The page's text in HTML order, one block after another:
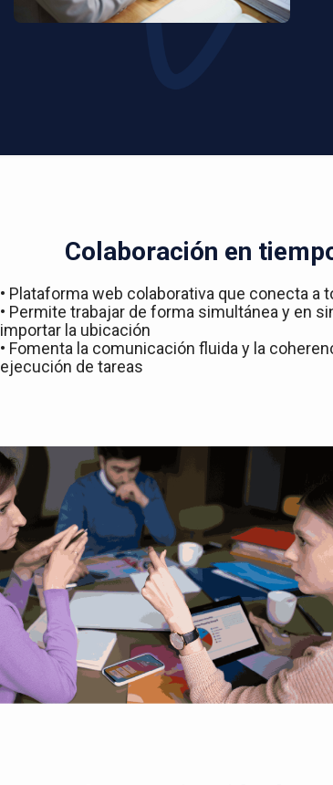
Colaboración en
• Plataforma web colaborativa que conecta a
• Permite trabajar de forma simultánea y en
importar la ubicación
• Fomenta la comunicación fluida y la
ejecución de tareas